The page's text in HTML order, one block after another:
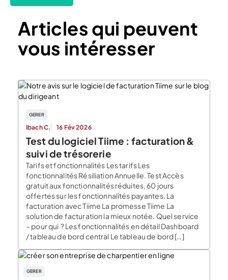
Articles qui peuvent
vous intéresser
GERER
Ibach C. 16 Fév 2026
Test du logiciel Tiime : facturation &
suivi de trésorerie
Tarifs et fonctionnalités Les tarifs Les
fonctionnalités Résiliation Annuelle. Test Accès
gratuit aux fonctionnalités réduites, 60 jours
offertes sur les fonctionnalités payantes. La
facturation avec Tiime La promesse Tiime La
solution de facturation la mieux notée. Quel service
– pour qui ? Les fonctionnalités en détail Dashboard
/ tableau de bord central Le tableau de bord […]
GERER